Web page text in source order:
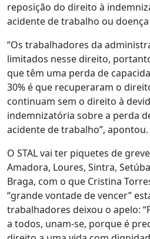
reposição do direito à
acidente de trabalho ou
“Os trabalhadores da
limitados nesse direito,
que têm uma perda de
30% é que recuperaram o
continuam sem o direito à
indemnizatória sobre a perda
acidente de trabalho”, apontou.
O STAL vai ter piquetes de
Amadora, Loures, Sintra,
Braga, com o que Cristina
“grande vontade de vencer”
trabalhadores deixou o apelo:
a todos, unam-se, porque é